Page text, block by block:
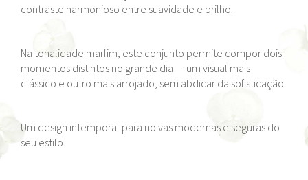
contraste harmonioso entre suavidade e brilho.
Na tonalidade marfim, este conjunto permite compor dois
momentos distintos no grande dia — um visual mais
clássico e outro mais arrojado, sem abdicar da sofisticação.
Um design intemporal para noivas modernas e seguras do
seu estilo.